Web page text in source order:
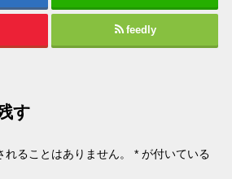
feedly
す
ることはありません。 * が付いている